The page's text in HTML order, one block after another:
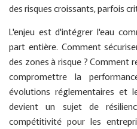
des risques croissants, parfois
L'enjeu est d'intégrer l'eau
part entière. Comment
des zones à risque ? Comment
compromettre la
évolutions réglementaires et
devient un sujet de
compétitivité pour les